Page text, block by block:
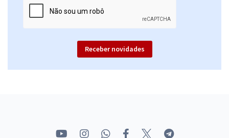
Receber novidades